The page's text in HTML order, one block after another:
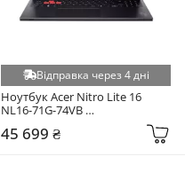
Відправка через 4 дні
Ноутбук Acer Nitro Lite 16
NL16-71G-74VB
45 699 ₴